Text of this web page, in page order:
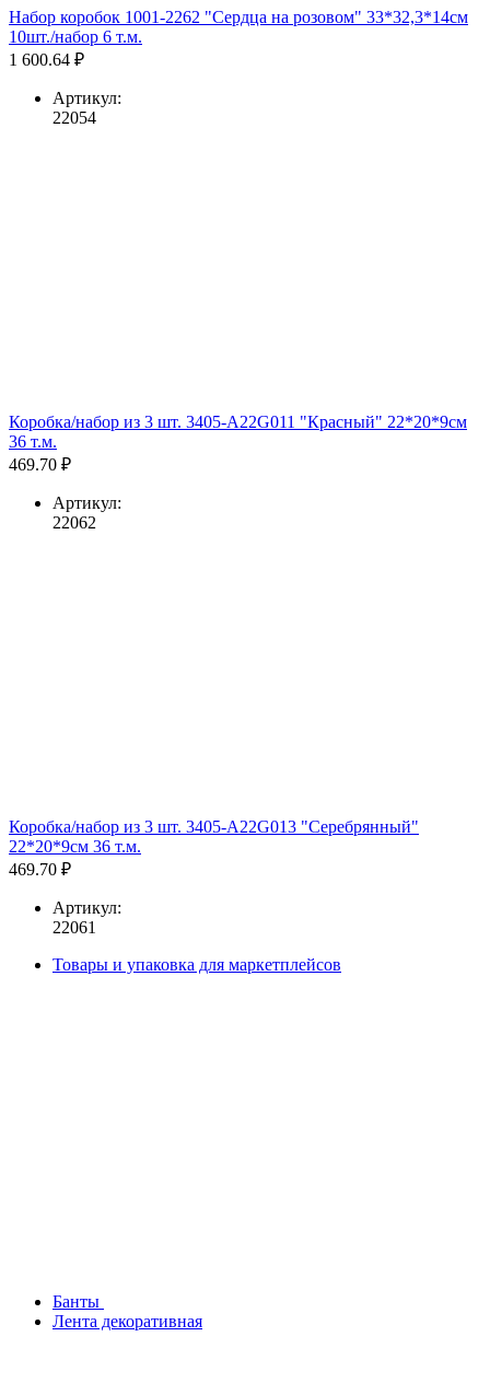
Набор коробок 1001-2262 "Сердца на розовом" 33*32,3*14см
10шт./набор 6 т.м.
1 600.64 ₽
Артикул:
22054
Коробка/набор из 3 шт. 3405-A22G011 "Красный" 22*20*9см
36 т.м.
469.70 ₽
Артикул:
22062
Коробка/набор из 3 шт. 3405-A22G013 "Серебрянный"
22*20*9см 36 т.м.
469.70 ₽
Артикул:
22061
Товары и упаковка для маркетплейсов
Банты
Лента декоративная